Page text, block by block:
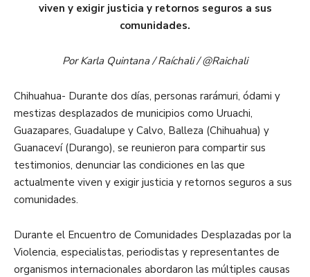
viven y exigir justicia y retornos seguros a sus
comunidades.
Por Karla Quintana / Raíchali / @Raichali
Chihuahua- Durante dos días, personas rarámuri, ódami y
mestizas desplazados de municipios como Uruachi,
Guazapares, Guadalupe y Calvo, Balleza (Chihuahua) y
Guanaceví (Durango), se reunieron para compartir sus
testimonios, denunciar las condiciones en las que
actualmente viven y exigir justicia y retornos seguros a sus
comunidades.
Durante el Encuentro de Comunidades Desplazadas por la
Violencia, especialistas, periodistas y representantes de
organismos internacionales abordaron las múltiples causas